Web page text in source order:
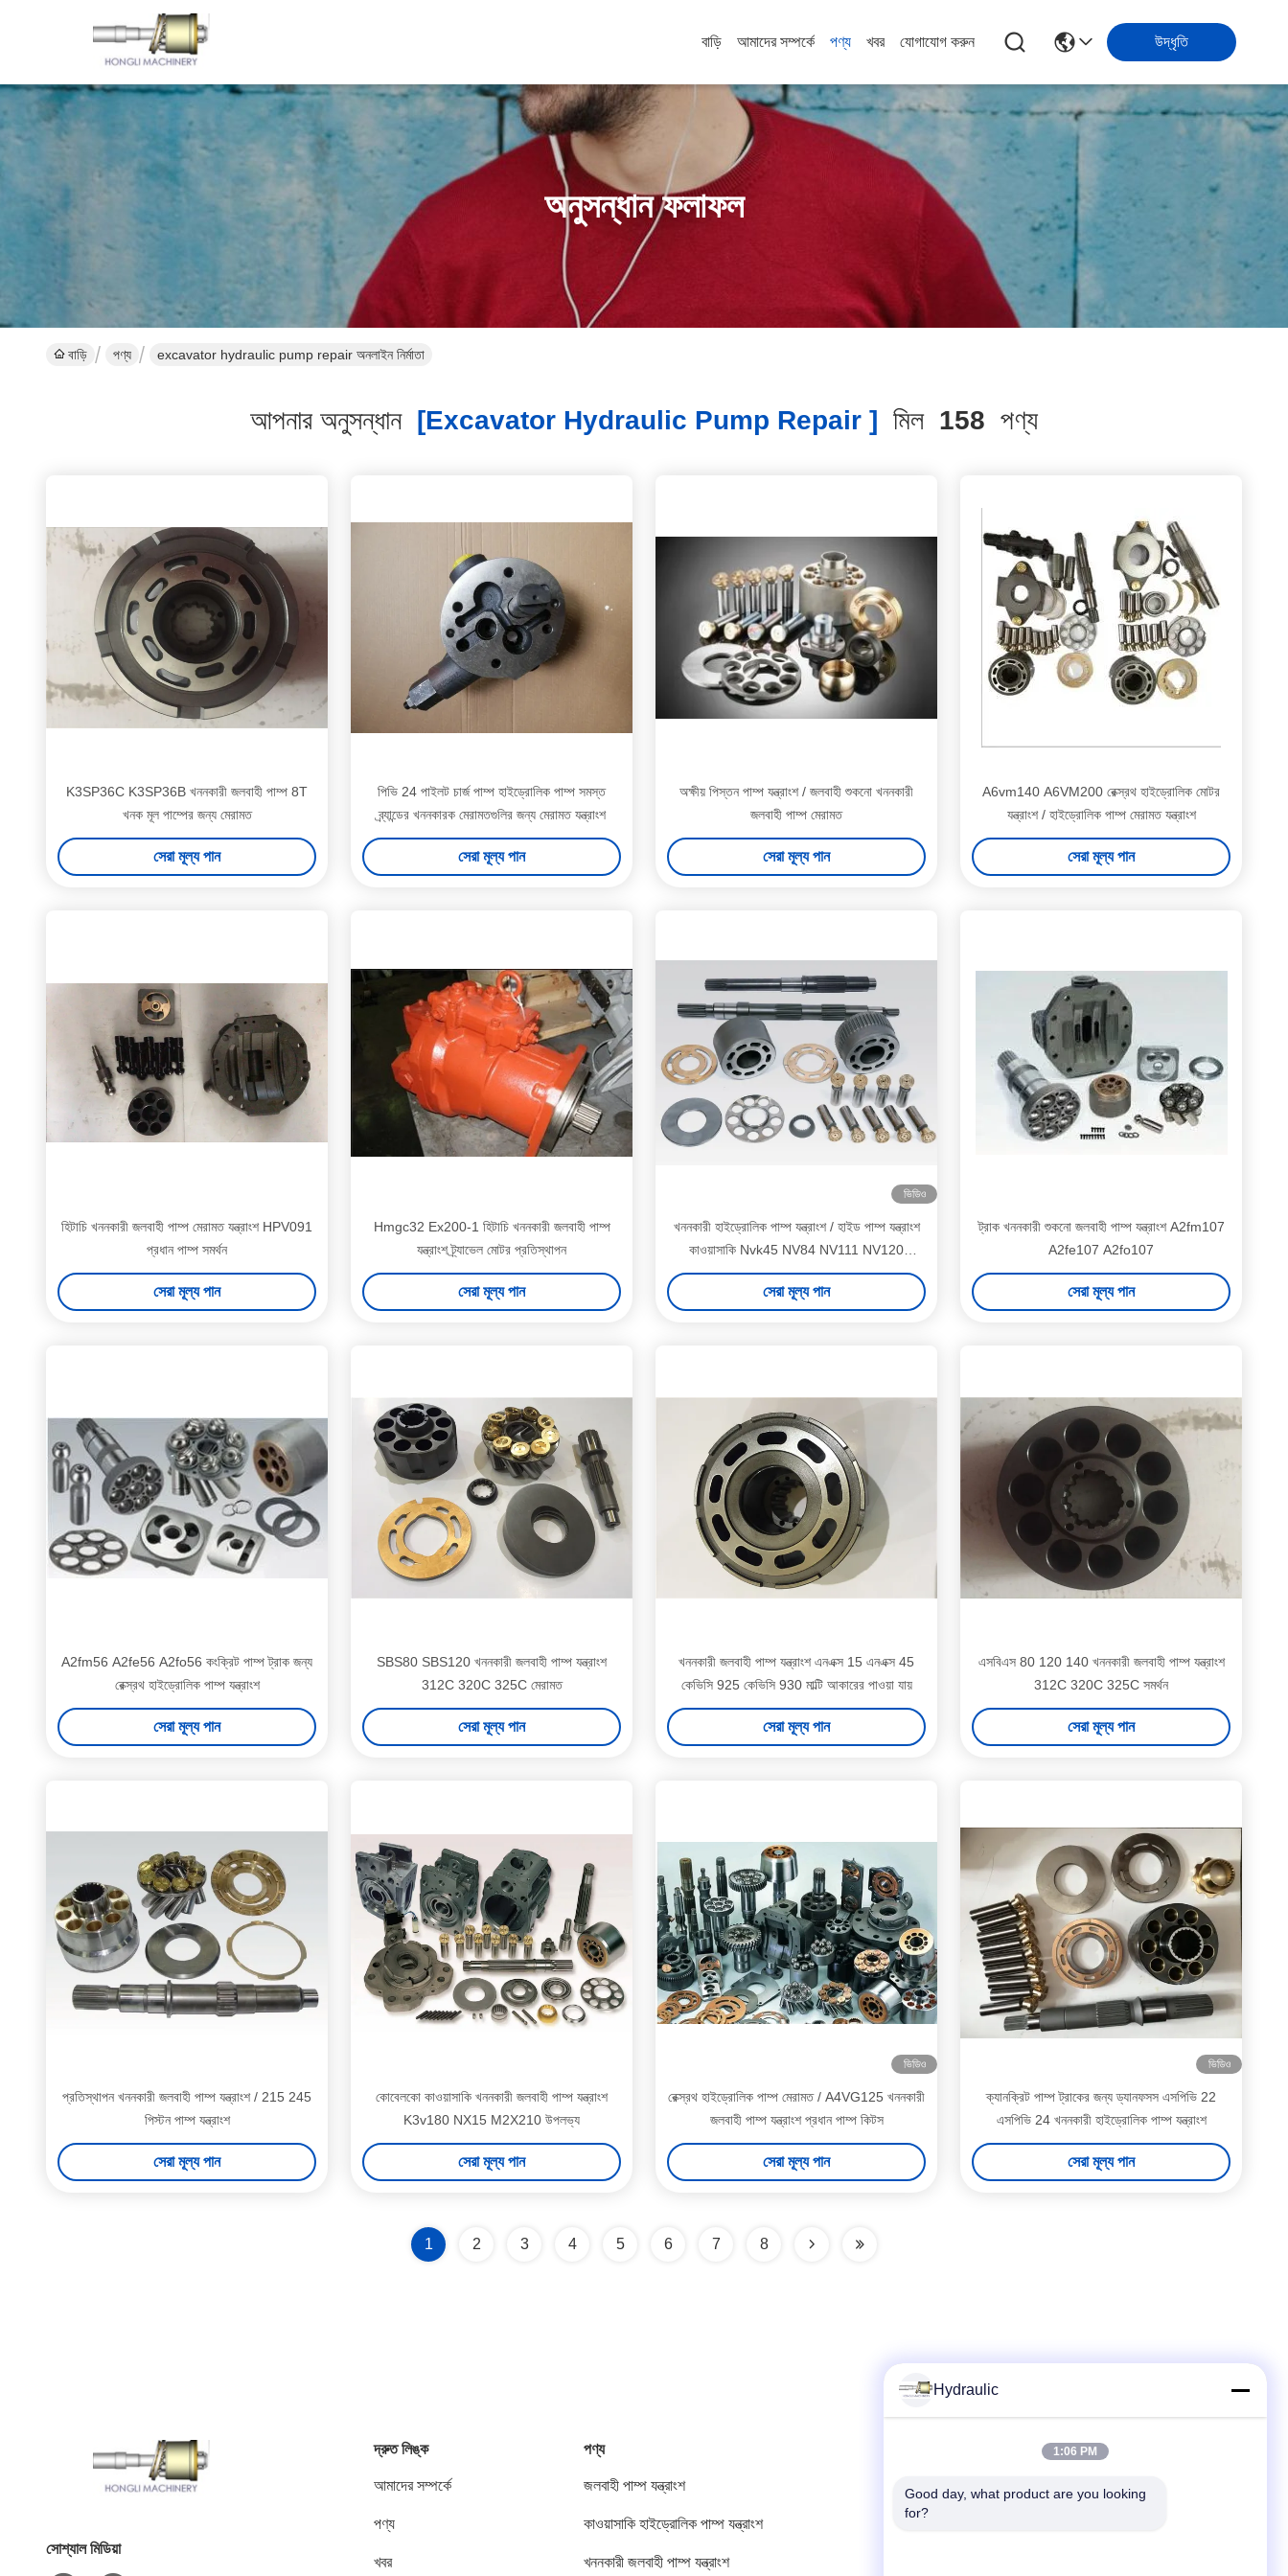
বাড়ি আমাদের সম্পর্কে পণ্য খবর যোগাযোগ করুন উদ্ধৃতি
অনুসন্ধান ফলাফল
বাড়ি পণ্য excavator hydraulic pump repair অনলাইন নির্মাতা
আপনার অনুসন্ধান[excavator Hydraulic Pump Repair ] মিল 158 পণ্য
K3SP36C K3SP36B খননকারী জলবাহী পাম্প 8T
খনক মূল পাম্পের জন্য মেরামত
সেরা মূল্য পান
পিভি 24 পাইলট চার্জ পাম্প হাইড্রোলিক পাম্প সমস্ত
ব্র্যান্ডের খননকারক মেরামতগুলির জন্য মেরামত যন্ত্রাংশ
সেরা মূল্য পান
অক্ষীয় পিস্তন পাম্প যন্ত্রাংশ / জলবাহী শুকনো খননকারী
জলবাহী পাম্প মেরামত
সেরা মূল্য পান
A6vm140 A6VM200 রেক্স্রথ হাইড্রোলিক মোটর
যন্ত্রাংশ / হাইড্রোলিক পাম্প মেরামত যন্ত্রাংশ
সেরা মূল্য পান
হিটাচি খননকারী জলবাহী পাম্প মেরামত যন্ত্রাংশ HPV091
প্রধান পাম্প সমর্থন
সেরা মূল্য পান
Hmgc32 Ex200-1 হিটাচি খননকারী জলবাহী পাম্প
যন্ত্রাংশ ট্র্যাভেল মোটর প্রতিস্থাপন
সেরা মূল্য পান
ভিডিও
খননকারী হাইড্রোলিক পাম্প যন্ত্রাংশ / হাইড পাম্প যন্ত্রাংশ
কাওয়াসাকি Nvk45 NV84 NV111 NV120
NV237
সেরা মূল্য পান
ট্রাক খননকারী শুকনো জলবাহী পাম্প যন্ত্রাংশ A2fm107
A2fe107 A2fo107
সেরা মূল্য পান
A2fm56 A2fe56 A2fo56 কংক্রিট পাম্প ট্রাক জন্য
রেক্স্রথ হাইড্রোলিক পাম্প যন্ত্রাংশ
সেরা মূল্য পান
SBS80 SBS120 খননকারী জলবাহী পাম্প যন্ত্রাংশ
312C 320C 325C মেরামত
সেরা মূল্য পান
খননকারী জলবাহী পাম্প যন্ত্রাংশ এনএক্স 15 এনএক্স 45
কেভিসি 925 কেভিসি 930 মাল্টি আকারের পাওয়া যায়
সেরা মূল্য পান
এসবিএস 80 120 140 খননকারী জলবাহী পাম্প যন্ত্রাংশ
312C 320C 325C সমর্থন
সেরা মূল্য পান
প্রতিস্থাপন খননকারী জলবাহী পাম্প যন্ত্রাংশ / 215 245
পিস্টন পাম্প যন্ত্রাংশ
সেরা মূল্য পান
কোবেলকো কাওয়াসাকি খননকারী জলবাহী পাম্প যন্ত্রাংশ
K3v180 NX15 M2X210 উপলভ্য
সেরা মূল্য পান
ভিডিও
রেক্স্রথ হাইড্রোলিক পাম্প মেরামত / A4VG125 খননকারী
জলবাহী পাম্প যন্ত্রাংশ প্রধান পাম্প কিটস
সেরা মূল্য পান
ভিডিও
ক্যানক্রিট পাম্প ট্রাকের জন্য ড্যানফসস এসপিভি 22
এসপিভি 24 খননকারী হাইড্রোলিক পাম্প যন্ত্রাংশ
সেরা মূল্য পান
1 2 3 4 5 6 7 8
সোশ্যাল মিডিয়া
দ্রুত লিঙ্ক
আমাদের সম্পর্কে
পণ্য
খবর
পণ্য
জলবাহী পাম্প যন্ত্রাংশ
কাওয়াসাকি হাইড্রোলিক পাম্প যন্ত্রাংশ
খননকারী জলবাহী পাম্প যন্ত্রাংশ
টেলিফোন:
Hydraulic
1:06 PM
Good day, what product are you looking
for?